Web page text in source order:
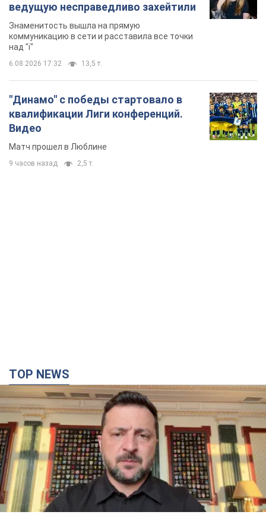
ведущую несправедливо захейтили
Знаменитость вышла на прямую
коммуникацию в сети и расставила все точки
над "i"
6.08.2026 17:32 13,5 т.
"Динамо" с победы стартовало в
квалификации Лиги конференций.
Видео
Матч прошел в Люблине
9 часов назад 2,5 т.
TOP NEWS